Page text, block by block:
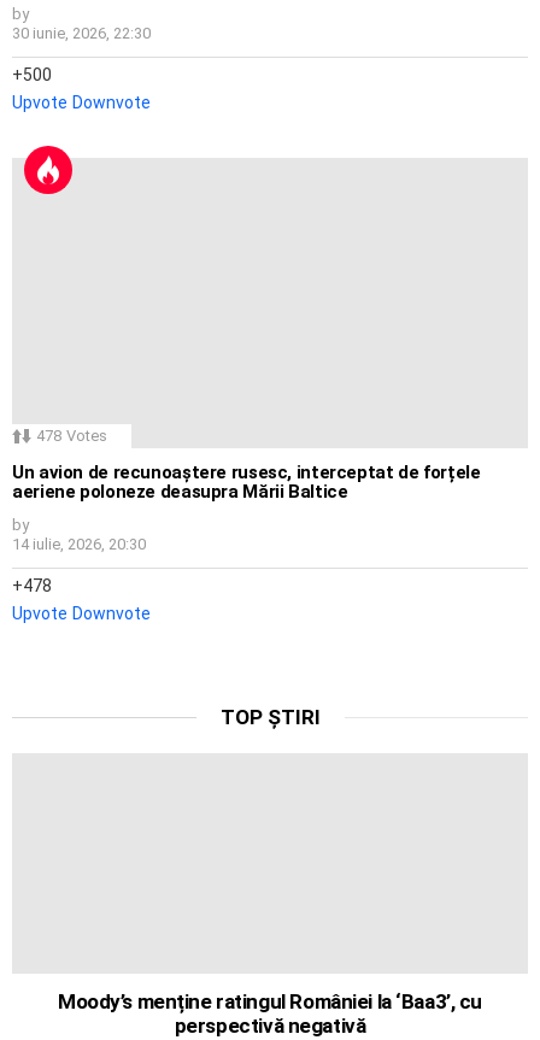
by
30 iunie, 2026, 22:30
500
Upvote Downvote
478 Votes
Un avion de recunoaștere rusesc, interceptat de forțele
aeriene poloneze deasupra Mării Baltice
by
14 iulie, 2026, 20:30
478
Upvote Downvote
TOP ȘTIRI
Moody’s menține ratingul României la ‘Baa3’, cu
perspectivă negativă